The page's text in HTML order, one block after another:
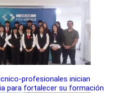
profesionales inician
para fortalecer su formación